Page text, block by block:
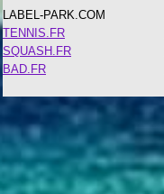
LABEL-PARK.COM
TENNIS.FR
SQUASH.FR
BAD.FR